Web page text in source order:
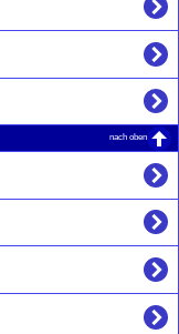
nach oben